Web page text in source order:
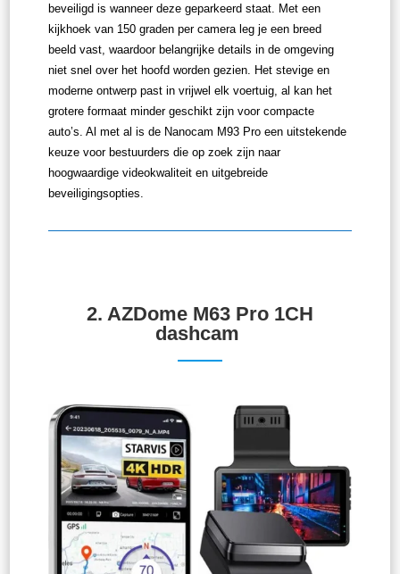
beveiligd is wanneer deze geparkeerd staat. Met een
kijkhoek van 150 graden per camera leg je een breed
beeld vast, waardoor belangrijke details in de omgeving
niet snel over het hoofd worden gezien. Het stevige en
moderne ontwerp past in vrijwel elk voertuig, al kan het
grotere formaat minder geschikt zijn voor compacte
auto’s. Al met al is de Nanocam M93 Pro een uitstekende
keuze voor bestuurders die op zoek zijn naar
hoogwaardige videokwaliteit en uitgebreide
beveiligingsopties.
2. AZDome M63 Pro 1CH
dashcam